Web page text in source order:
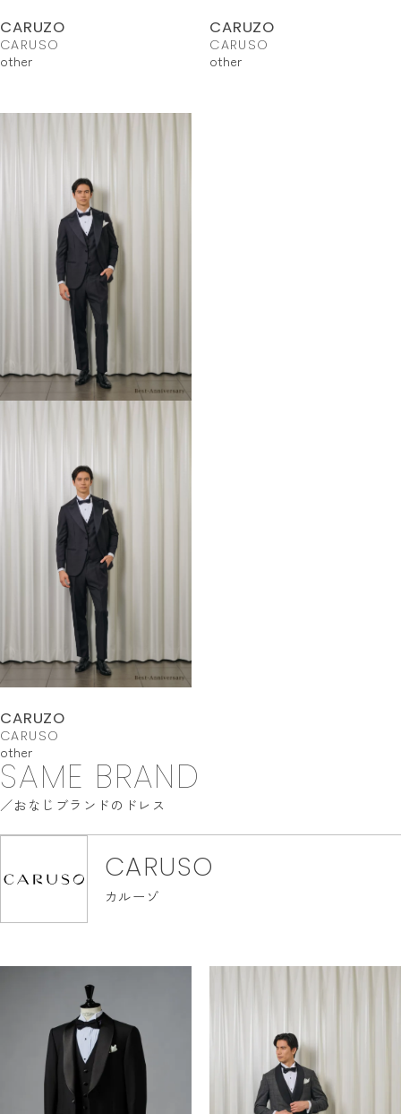
CARUZO
CARUSO
other
CARUZO
CARUSO
other
CARUZO
CARUSO
other
SAME BRAND
おなじブランドのドレス
CARUSO
カルーゾ